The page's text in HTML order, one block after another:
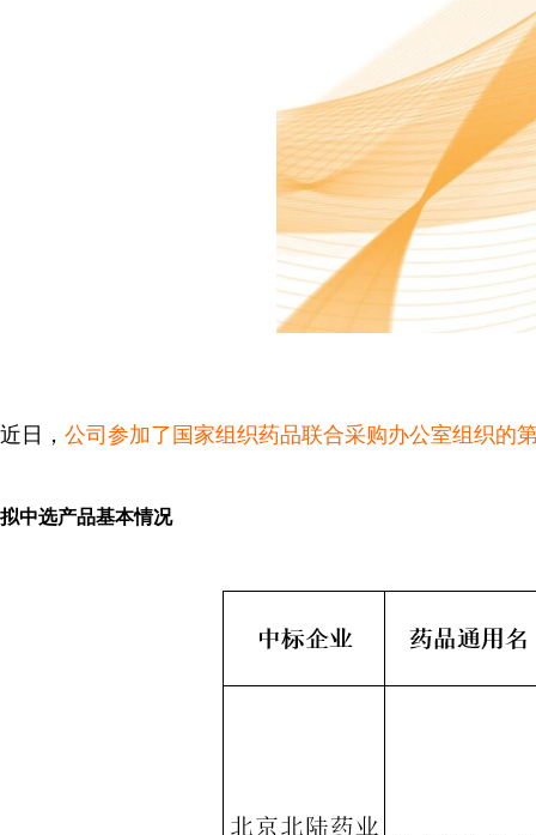
近日， 公司参加了国家组织药品联合采购办公室组织的
拟中选产品基本情况